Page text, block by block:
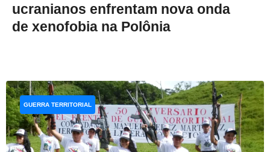
ucranianos enfrentam nova onda
de xenofobia na Polônia
GUERRA TERRITORIAL